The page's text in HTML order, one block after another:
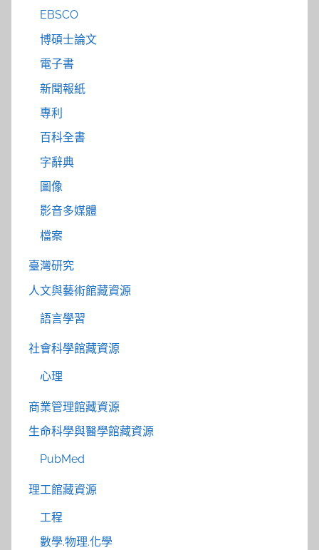
EBSCO
博碩士論文
電子書
新聞報紙
專利
百科全書
字辭典
圖像
影音多媒體
檔案
臺灣研究
人文與藝術館藏資源
語言學習
社會科學館藏資源
心理
商業管理館藏資源
生命科學與醫學館藏資源
PubMed
理工館藏資源
工程
數學.物理.化學